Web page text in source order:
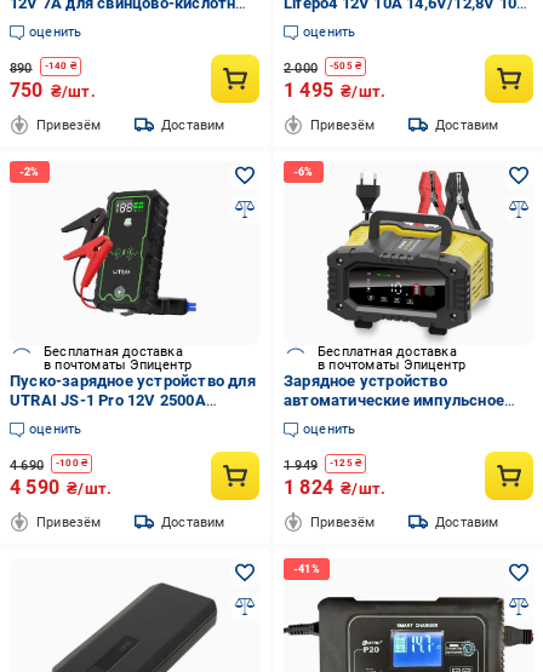
и LiFePO4 аккумуляторов с
функцией восстановления
(001205)
оценить
890 -140 ₴
750 ₴/шт.
Привезём Доставим
(32692183)
оценить
2 000 -505₴
1 495 ₴/шт.
Привезём Доставим
Бесплатная доставка
в почтоматы Эпицентр
Пуско-зарядное устройство для
UTRAI JS-1 Pro 12V 2500A
(20204635)
оценить
4 690 -100₴
4 590 ₴/шт.
Привезём Доставим
Бесплатная доставка
в почтоматы Эпицентр
Зарядное устройство
автоматические импульсное
для аккумулятора Foxsur FPT-
100 12V-10A/24V-5A (id_25281)
оценить
1 949 -125₴
1 824 ₴/шт.
Привезём Доставим